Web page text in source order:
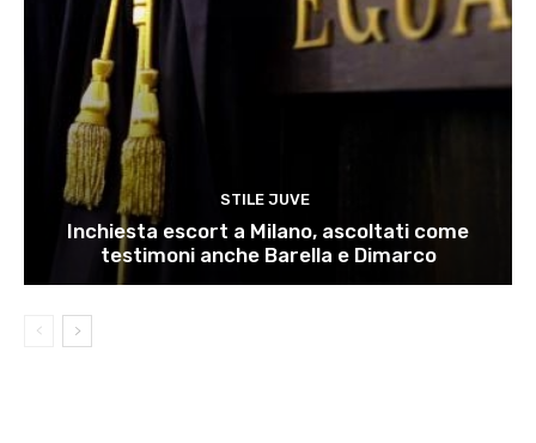
STILE JUVE
Inchiesta escort a Milano, ascoltati come
testimoni anche Barella e Dimarco